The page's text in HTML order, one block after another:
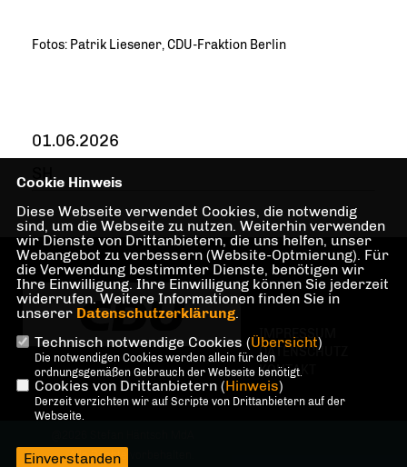
Fotos: Patrik Liesener, CDU-Fraktion Berlin
01.06.2026
SH
IMPRESSUM
DATENSCHUTZ
KONTAKT
Alle Rechte vorbehalten.
Cookie Hinweis
Diese Webseite verwendet Cookies, die notwendig
sind, um die Webseite zu nutzen. Weiterhin verwenden
wir Dienste von Drittanbietern, die uns helfen, unser
Webangebot zu verbessern (Website-Optmierung). Für
die Verwendung bestimmter Dienste, benötigen wir
Ihre Einwilligung. Ihre Einwilligung können Sie jederzeit
widerrufen. Weitere Informationen finden Sie in
unserer Datenschutzerklärung.
Technisch notwendige Cookies (Übersicht)
Die notwendigen Cookies werden allein für den
ordnungsgemäßen Gebrauch der Webseite benötigt.
Cookies von Drittanbietern (Hinweis)
Derzeit verzichten wir auf Scripte von Drittanbietern auf der
Webseite.
Einverstanden